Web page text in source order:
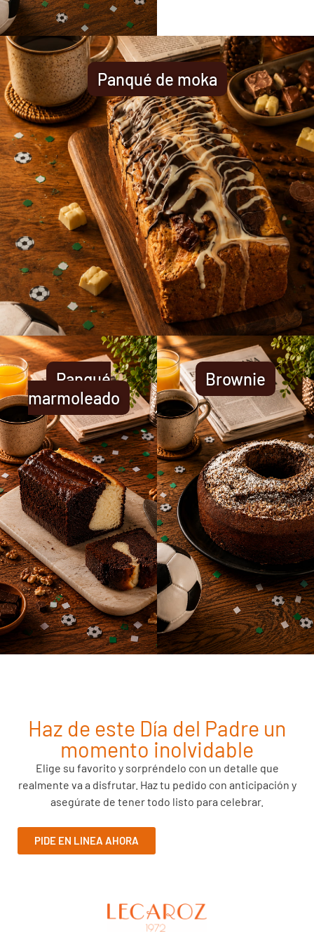
Panqué de moka
Panqué
marmoleado
Brownie
Haz de este Día del Padre un
momento inolvidable
Elige su favorito y sorpréndelo con un detalle que
realmente va a disfrutar. Haz tu pedido con anticipación y
asegúrate de tener todo listo para celebrar.
PIDE EN LINEA AHORA